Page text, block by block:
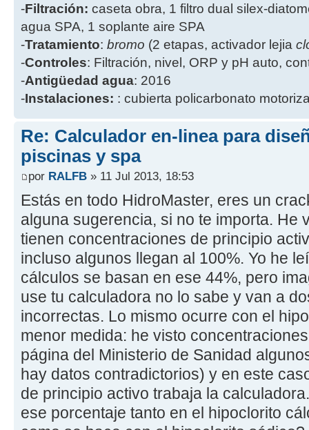
-Filtración: caseta obra, 1 filtro dual silex-
agua SPA, 1 soplante aire SPA
-Tratamiento: bromo (2 etapas, activador lejia
-Controles: Filtración, nivel, ORP y pH auto,
-Antigüedad agua: 2016
-Instalaciones: : cubierta policarbonato
Re: Calculador en-linea para
piscinas y spa
por RALFB » 11 Jul 2013, 18:53
Estás en todo HidroMaster, eres un
alguna sugerencia, si no te importa. He
tienen concentraciones de principio
incluso algunos llegan al 100%. Yo he
cálculos se basan en ese 44%, pero
use tu calculadora no lo sabe y van a
incorrectas. Lo mismo ocurre con el
menor medida: he visto
página del Ministerio de Sanidad
hay datos contradictorios) y en este
de principio activo trabaja la
ese porcentaje tanto en el hipoclorito